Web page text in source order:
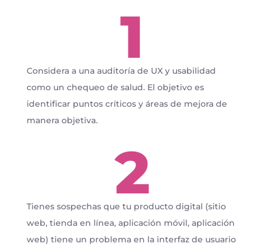
1
Considera a una auditoría de UX y usabilidad
como un chequeo de salud. El objetivo es
identificar puntos críticos y áreas de mejora de
manera objetiva.
2
Tienes sospechas que tu producto digital (sitio
web, tienda en línea, aplicación móvil, aplicación
web) tiene un problema en la interfaz de usuario